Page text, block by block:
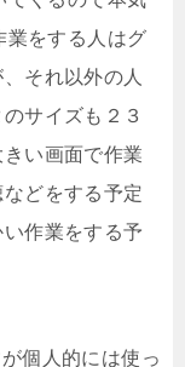
業をする人はグ
それ以外の人
サイズも２３
い画面で作業
どをする予定
作業をする予
個人的には使っ